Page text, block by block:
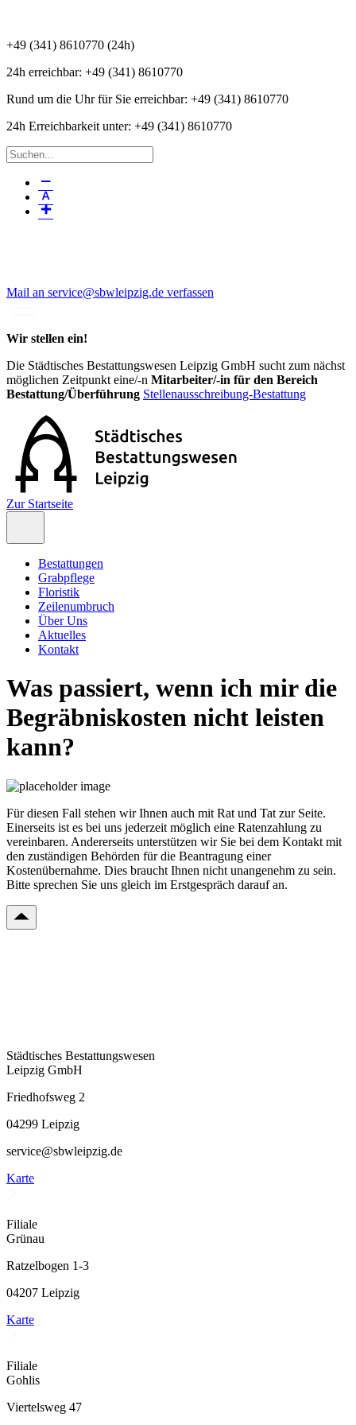
+49 (341) 8610770 (24h)
24h erreichbar: +49 (341) 8610770
Rund um die Uhr für Sie erreichbar: +49 (341) 8610770
24h Erreichbarkeit unter: +49 (341) 8610770
Mail an service@sbwleipzig.de verfassen
Wir stellen ein!
Die Städtisches Bestattungswesen Leipzig GmbH sucht zum nächst
möglichen Zeitpunkt eine/-n Mitarbeiter/-in für den Bereich
Bestattung/Überführung Stellenausschreibung-Bestattung
Zur Startseite
Bestattungen
Grabpflege
Floristik
Zeilenumbruch
Über Uns
Aktuelles
Kontakt
Was passiert, wenn ich mir die
Begräbniskosten nicht leisten
kann?
Für diesen Fall stehen wir Ihnen auch mit Rat und Tat zur Seite.
Einerseits ist es bei uns jederzeit möglich eine Ratenzahlung zu
vereinbaren. Andererseits unterstützen wir Sie bei dem Kontakt mit
den zuständigen Behörden für die Beantragung einer
Kostenübernahme. Dies braucht Ihnen nicht unangenehm zu sein.
Bitte sprechen Sie uns gleich im Erstgespräch darauf an.
Städtisches Bestattungswesen
Leipzig GmbH
Friedhofsweg 2
04299 Leipzig
service@sbwleipzig.de
Karte
Filiale
Grünau
Ratzelbogen 1-3
04207 Leipzig
Karte
Filiale
Gohlis
Viertelsweg 47